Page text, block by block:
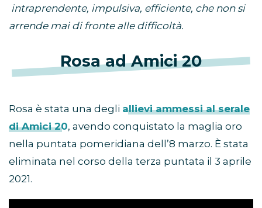
intraprendente, impulsiva, efficiente, che non si
arrende mai di fronte alle difficoltà.
Rosa ad Amici 20
Rosa è stata una degli allievi ammessi al serale
di Amici 20, avendo conquistato la maglia oro
nella puntata pomeridiana dell’8 marzo. È stata
eliminata nel corso della terza puntata il 3 aprile
2021.